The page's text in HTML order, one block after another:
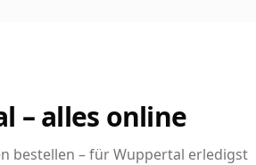
– alles online
bestellen – für Wuppertal erledigst